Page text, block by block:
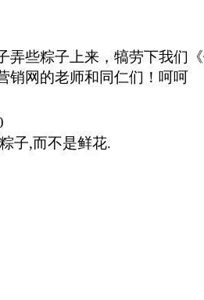
弄些粽子上来，犒劳下我们
销网的老师和同仁们！呵呵
子,而不是鲜花.